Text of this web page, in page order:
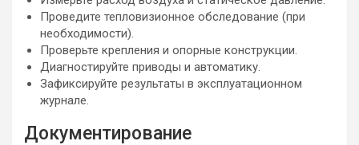
Проведите тепловизионное обследование (при
необходимости).
Проверьте крепления и опорные конструкции.
Диагностируйте приводы и автоматику.
Зафиксируйте результаты в эксплуатационном
журнале.
Документирование